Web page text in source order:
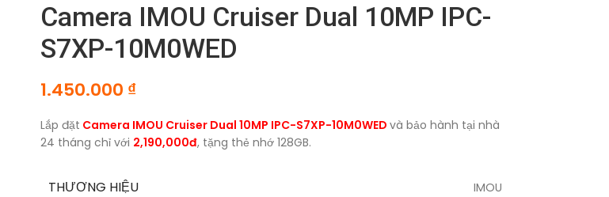
Camera IMOU Cruiser Dual 10MP IPC-
S7XP-10M0WED
1.450.000 ₫
Lắp đặt Camera IMOU Cruiser Dual 10MP IPC-S7XP-10M0WED và bảo hành tại nhà
24 tháng chỉ với 2,190,000đ, tặng thẻ nhớ 128GB.
THƯƠNG HIỆU IMOU